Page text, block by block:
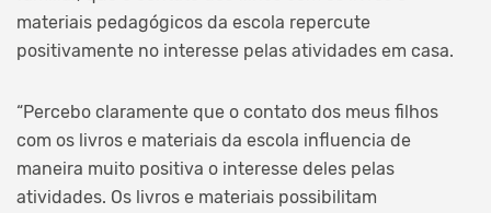
materiais pedagógicos da escola repercute
positivamente no interesse pelas atividades em casa.
“Percebo claramente que o contato dos meus filhos
com os livros e materiais da escola influencia de
maneira muito positiva o interesse deles pelas
atividades. Os livros e materiais possibilitam